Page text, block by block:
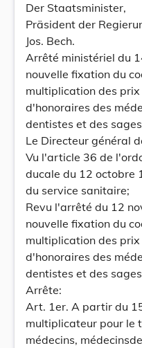
Der Staatsminister,
Präsident der
Jos. Bech.
Arrêté ministériel du
nouvelle fixation du
multiplication des
d'honoraires des
dentistes et des
Le Directeur général
Vu l'article 36 de
ducale du 12 octobre
du service sanitaire;
Revu l'arrêté du 12
nouvelle fixation du
multiplication des
d'honoraires des
dentistes et des
Arrête:
Art. 1er. A partir du
multiplicateur pour le
médecins,